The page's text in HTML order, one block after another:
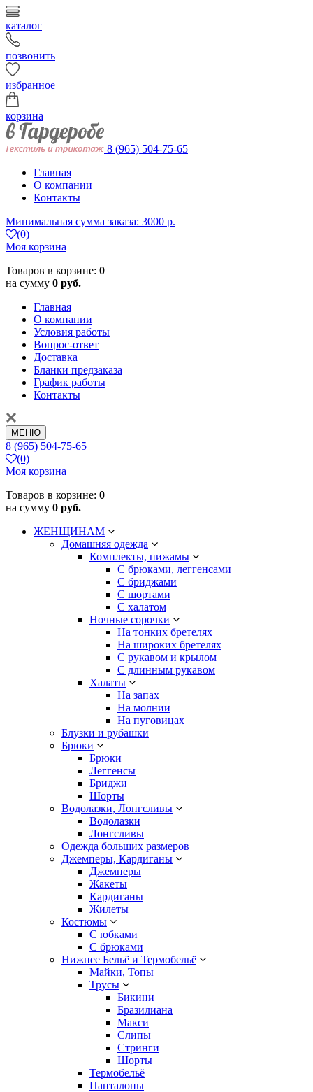
каталог
позвонить
избранное
корзина
8 (965) 504-75-65
Главная
О компании
Контакты
Минимальная сумма заказа: 3000 р.
(0)
Моя корзина
Товаров в корзине: 0
на сумму 0 руб.
Главная
О компании
Условия работы
Вопрос-ответ
Доставка
Бланки предзаказа
График работы
Контакты
МЕНЮ
8 (965) 504-75-65
(0)
Моя корзина
Товаров в корзине: 0
на сумму 0 руб.
ЖЕНЩИНАМ
Домашняя одежда
Комплекты, пижамы
С брюками, леггенсами
С бриджами
С шортами
С халатом
Ночные сорочки
На тонких бретелях
На широких бретелях
С рукавом и крылом
С длинным рукавом
Халаты
На запах
На молнии
На пуговицах
Блузки и рубашки
Брюки
Брюки
Леггенсы
Бриджи
Шорты
Водолазки, Лонгсливы
Водолазки
Лонгсливы
Одежда больших размеров
Джемперы, Кардиганы
Джемперы
Жакеты
Кардиганы
Жилеты
Костюмы
С юбками
С брюками
Нижнее Бельё и Термобельё
Майки, Топы
Трусы
Бикини
Бразилиана
Макси
Слипы
Стринги
Шорты
Термобельё
Панталоны